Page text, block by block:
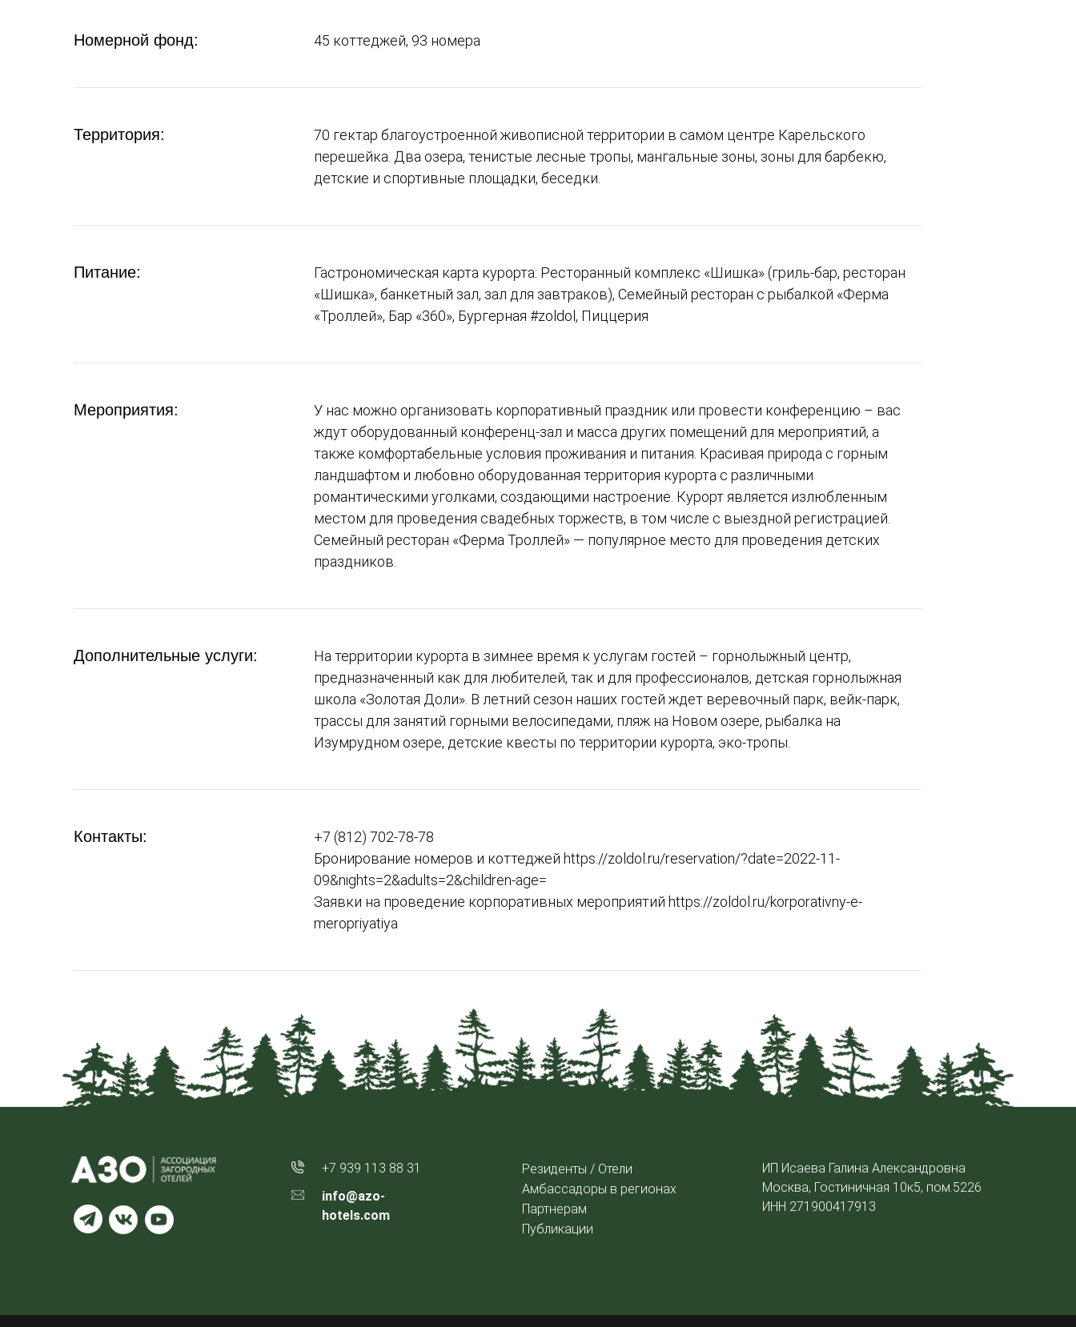
Номерной фонд: 45 коттеджей, 93 номера
Территория:
70 гектар благоустроенной живописной территории в самом центре Карельского
перешейка. Два озера, тенистые лесные тропы, мангальные зоны, зоны для барбекю,
детские и спортивные площадки, беседки.
Питание:
Гастрономическая карта курорта: Ресторанный комплекс «Шишка» (гриль-бар, ресторан
«Шишка», банкетный зал, зал для завтраков), Семейный ресторан с рыбалкой «Ферма
«Троллей», Бар «360», Бургерная #zoldol, Пиццерия
Мероприятия:
У нас можно организовать корпоративный праздник или провести конференцию – вас
ждут оборудованный конференц-зал и масса других помещений для мероприятий, а
также комфортабельные условия проживания и питания. Красивая природа с горным
ландшафтом и любовно оборудованная территория курорта с различными
романтическими уголками, создающими настроение. Курорт является излюбленным
местом для проведения свадебных торжеств, в том числе с выездной регистрацией.
Семейный ресторан «Ферма Троллей» — популярное место для проведения детских
праздников.
Дополнительные услуги:
На территории курорта в зимнее время к услугам гостей – горнолыжный центр,
предназначенный как для любителей, так и для профессионалов, детская горнолыжная
школа «Золотая Доли». В летний сезон наших гостей ждет веревочный парк, вейк-парк,
трассы для занятий горными велосипедами, пляж на Новом озере, рыбалка на
Изумрудном озере, детские квесты по территории курорта, эко-тропы.
Контакты:
+7 (812) 702-78-78
Бронирование номеров и коттеджей https://zoldol.ru/reservation/?date=2022-11-
09&nights=2&adults=2&children-age=
Заявки на проведение корпоративных мероприятий https://zoldol.ru/korporativny-e-
meropriyatiya
+7 939 113 88 31
info@azo-
hotels.com
Резиденты / Отели
Амбассадоры в регионах
Партнерам
Публикации
ИП Исаева Галина Александровна
Москва, Гостиничная 10к5, пом.5226
ИНН 271900417913